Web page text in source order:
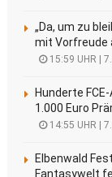
„Da, um zu
mit Vorfreude
15:59 UHR |
Hunderte
1.000 Euro
14:55 UHR |
Elbenwald
Fantasywelt